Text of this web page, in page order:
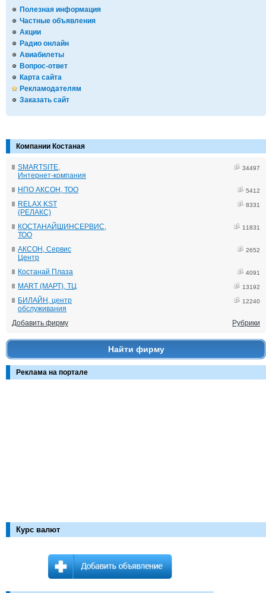
Полезная информация
Частные объявления
Акции
Радио онлайн
Авиабилеты
Вопрос-ответ
Карта сайта
Рекламодателям
Заказать сайт
Компании Костаная
SMARTSITE,
Интернет-компания
34497
НПО АКСОН, ТОО 5412
RELAX KST
(РЕЛАКС)
8331
КОСТАНАЙШИНСЕРВИС,
ТОО
11831
АКСОН, Сервис
Центр
2652
Костанай Плаза 4091
MART (МАРТ), ТЦ 13192
БИЛАЙН, центр
обслуживания
12240
Добавить фирму Рубрики
Найти фирму
Реклама на портале
Курс валют